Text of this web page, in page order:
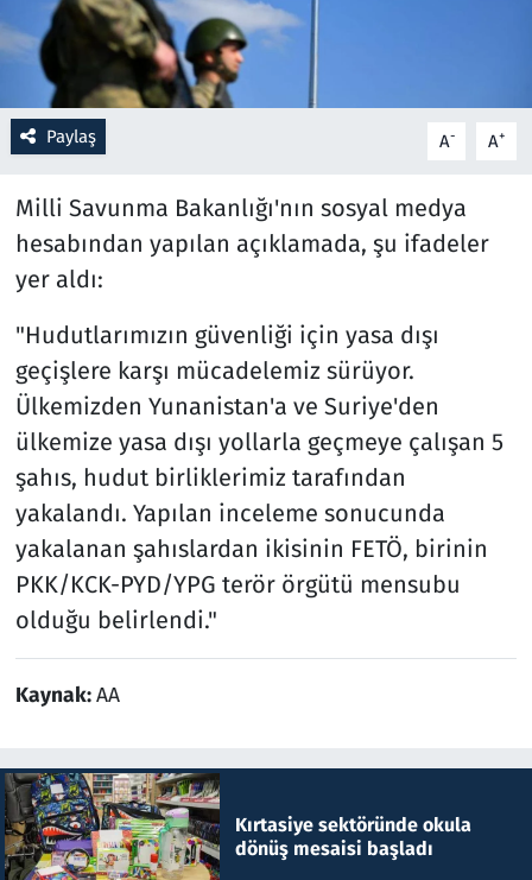
Paylaş A- A+
Milli Savunma Bakanlığı'nın sosyal medya
hesabından yapılan açıklamada, şu ifadeler
yer aldı:
"Hudutlarımızın güvenliği için yasa dışı
geçişlere karşı mücadelemiz sürüyor.
Ülkemizden Yunanistan'a ve Suriye'den
ülkemize yasa dışı yollarla geçmeye çalışan 5
şahıs, hudut birliklerimiz tarafından
yakalandı. Yapılan inceleme sonucunda
yakalanan şahıslardan ikisinin FETÖ, birinin
PKK/KCK-PYD/YPG terör örgütü mensubu
olduğu belirlendi."
Kaynak:AA
Kırtasiye sektöründe okula
dönüş mesaisi başladı
Sağlık
Savunma Sanayi
Spor
Televizyon